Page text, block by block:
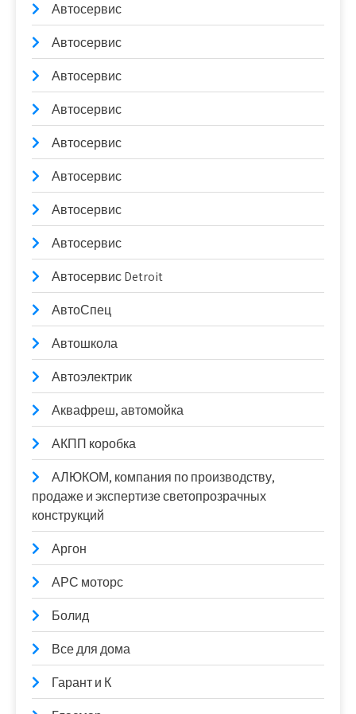
Автосервис
Автосервис
Автосервис
Автосервис
Автосервис
Автосервис
Автосервис
Автосервис
Автосервис Detroit
АвтоСпец
Автошкола
Автоэлектрик
Аквафреш, автомойка
АКПП коробка
АЛЮКОМ, компания по производству,
продаже и экспертизе светопрозрачных
конструкций
Аргон
АРС моторс
Болид
Все для дома
Гарант и К